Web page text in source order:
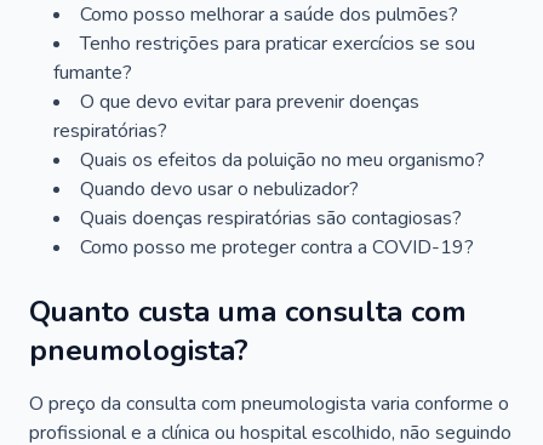
Como posso melhorar a saúde dos pulmões?
Tenho restrições para praticar exercícios se sou
fumante?
O que devo evitar para prevenir doenças
respiratórias?
Quais os efeitos da poluição no meu organismo?
Quando devo usar o nebulizador?
Quais doenças respiratórias são contagiosas?
Como posso me proteger contra a COVID-19?
Quanto custa uma consulta com
pneumologista?
O preço da consulta com pneumologista varia conforme o
profissional e a clínica ou hospital escolhido, não seguindo